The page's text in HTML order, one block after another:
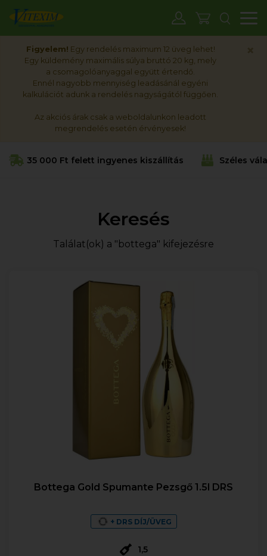
Figyelem! Egy rendelés maximum 12 üveg lehet!
Egy küldemény maximális súlya bruttó 20 kg, mely
a csomagolóanyaggal együtt értendő.
Ennél nagyobb mennyiség leadásánál egyéni
kalkulációt adunk a rendelés nagyságától függően.
Az akciós árak csak a weboldalunkon leadott
megrendelés esetén érvényesek!
35 000 Ft felett ingyenes kiszállítás Széles
Keresés
Találat(ok) a "bottega" kifejezésre
Bottega Gold Spumante Pezsgő 1.5l DRS
+ DRS DÍJ/ÜVEG
1,5